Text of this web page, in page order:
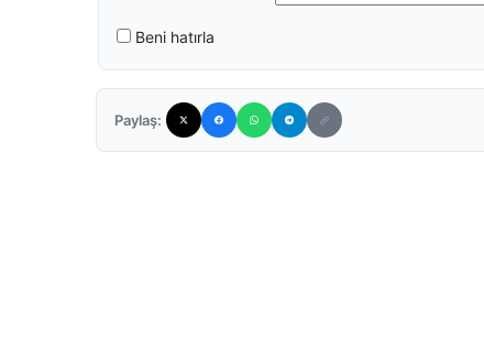
Beni hatırla
Paylaş: